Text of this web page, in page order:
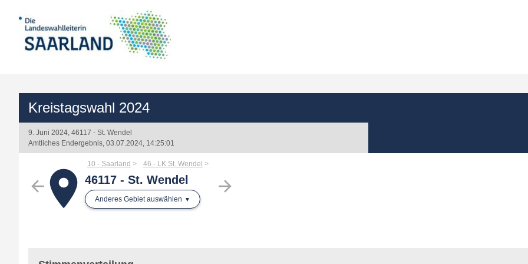
Kreistagswahl 2024
9. Juni 2024, 46117 - St. Wendel
Amtliches Endergebnis, 03.07.2024, 14:25:01
arrow_back arrow_forward
place
10 - Saarland 46 - LK St. Wendel
46117 - St. Wendel
Anderes Gebiet auswählen